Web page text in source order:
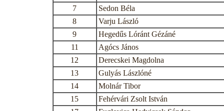
7
Sedon Béla
8
Varju László
9
Hegedűs Lóránt Gézáné
11
Agócs János
12
Derecskei Magdolna
13
Gulyás Lászlóné
14
Molnár Tibor
15
Fehérvári Zsolt István